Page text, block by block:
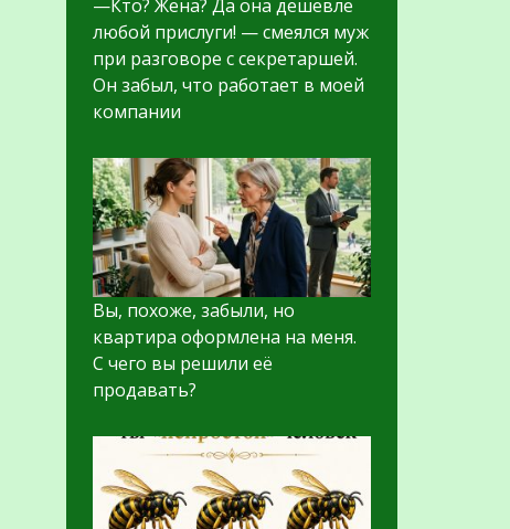
—Кто? Жена? Да она дешевле
любой прислуги! — смеялся муж
при разговоре с секретаршей.
Он забыл, что работает в моей
компании
Вы, похоже, забыли, но
квартира оформлена на меня.
С чего вы решили её
продавать?